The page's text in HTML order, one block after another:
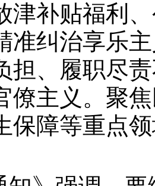
津补贴福利
准纠治享乐
担、履职尽
僚主义。聚
保障等重点